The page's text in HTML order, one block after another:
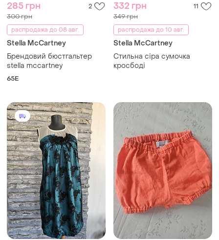
285 грн 2
300 грн
распродажа до 08 авг.
Stella McCartney
Брендовий бюстгальтер
stella mccartney
65E
332 грн 11
349 грн
распродажа до 10 авг.
Stella McCartney
Стильна сіра сумочка
кросбоді